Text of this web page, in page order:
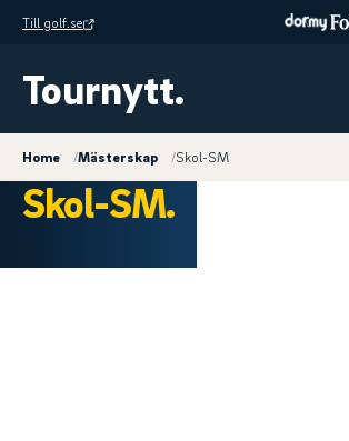
Till golf.se
Tournytt.
Home /Mästerskap /Skol-SM
Skol-SM.